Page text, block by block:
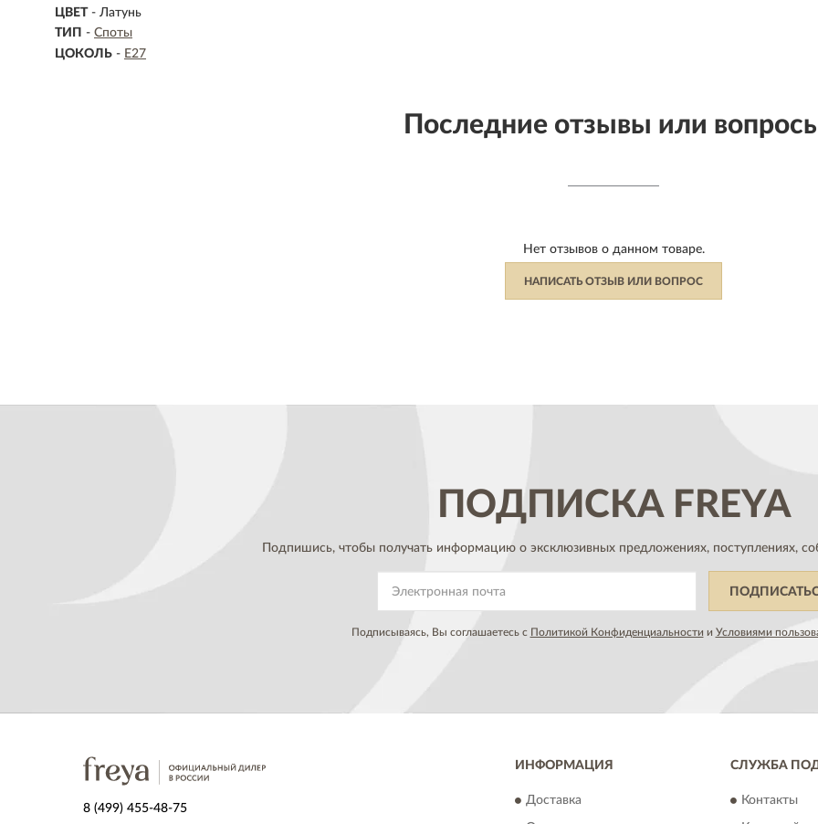
ЦВЕТ - Латунь
ТИП - Споты
ЦОКОЛЬ - E27
Последние отзывы или
Нет отзывов о данном товаре.
НАПИСАТЬ ОТЗЫВ ИЛИ ВОПРОС
ПОДПИСКАFREYA
Подпишись, чтобы получать информацию о эксклюзивных предложениях,поступлениях,
Подписываясь, Вы соглашаетесь с Политикой Конфиденциальности и Условиями
8 (499) 455-48-75
ИНФОРМАЦИЯ
Доставка
СЛУЖБА
Контакты